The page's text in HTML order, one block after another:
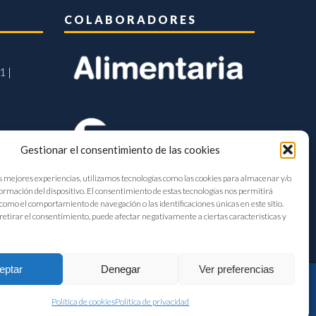
Gestionar el consentimiento de las cookies
mejores experiencias, utilizamos tecnologías como las cookies para almacenar y/o
del dispositivo. El consentimiento de estas tecnologías nos permitirá
el comportamiento de navegación o las identificaciones únicas en este sitio.
el consentimiento, puede afectar negativamente a ciertas características y
Denegar Ver preferencias
Política de cookiesPolítica de privacidad
|
COLABORADORES